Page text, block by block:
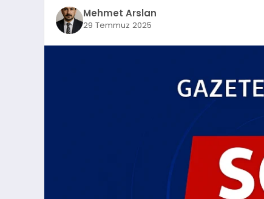
Mehmet Arslan
29 Temmuz 2025